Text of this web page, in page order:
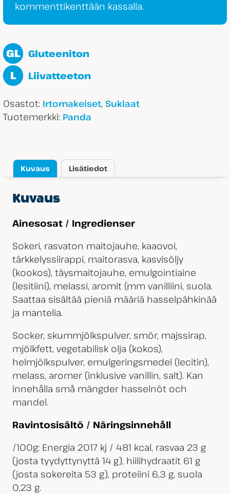
kommenttikenttään kassalla.
GL Gluteeniton
L Liivatteeton
Osastot: Irtomakeiset, Suklaat
Tuotemerkki: Panda
Kuvaus Lisätiedot
Kuvaus
Ainesosat / Ingredienser
Sokeri, rasvaton maitojauhe, kaaovoi,
tärkkelyssiirappi, maitorasva, kasvisöljy
(kookos), täysmaitojauhe, emulgointiaine
(lesitiini), melassi, aromit (mm vanilliini, suola.
Saattaa sisältää pieniä määriä hasselpähkinää
ja mantelia.
Socker, skummjölkspulver, smör, majssirap,
mjölkfett, vegetabilisk olja (kokos),
helmjölkspulver, emulgeringsmedel (lecitin),
melass, aromer (inklusive vanillin, salt). Kan
innehålla små mängder hasselnöt och
mandel.
Ravintosisältö / Näringsinnehåll
/100g: Energia 2017 kj / 481 kcal, rasvaa 23 g
(josta tyydyttynyttä 14 g), hiilihydraatit 61 g
(josta sokereita 53 g), proteiini 6,3 g, suola
0,23 g.